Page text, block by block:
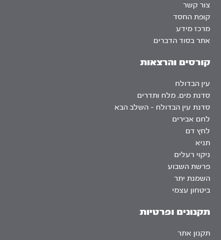
צור קשר
קופת החסד
מרכז מידע
אתר בסוד הדברים
קורסים והרצאות
עין הבדולח
סדנת מים, מלח ותדרים
סדנת עין הבדולח – השלב הבא
לחם אבירים
לחץ דם
תניא
ניקוי רעלים
פרשת השבוע
השמנת יתר
ביטחון עצמי
תקנונים ופרטיות
תקנון אתר